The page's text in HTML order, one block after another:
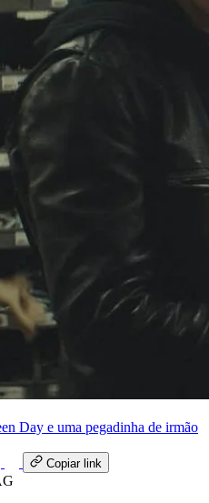
Day e uma pegadinha de irmão
Copiar link